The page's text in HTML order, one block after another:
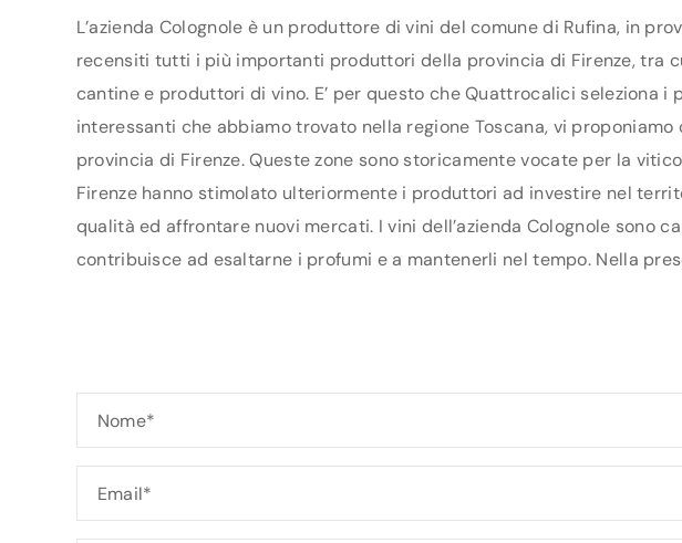
L’azienda Colognole è un produttore di vini del comune di Rufina, in
recensiti tutti i più importanti produttori della provincia di Firenze, tra
cantine e produttori di vino. E’ per questo che Quattrocalici seleziona
interessanti che abbiamo trovato nella regione Toscana, vi
provincia di Firenze. Queste zone sono storicamente vocate per la
Firenze hanno stimolato ulteriormente i produttori ad investire nel
qualità ed affrontare nuovi mercati. I vini dell’azienda Colognole sono
contribuisce ad esaltarne i profumi e a mantenerli nel tempo. Nella